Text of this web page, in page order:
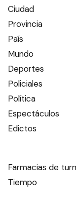
Ciudad
Provincia
País
Mundo
Deportes
Policiales
Política
Espectáculos
Edictos
Farmacias de
Tiempo